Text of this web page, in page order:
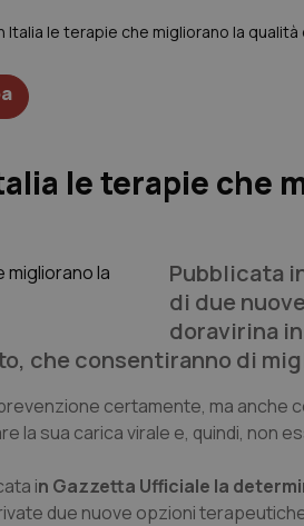
Italia le terapie che migliorano la
le terapie che
Pubblicata
di due
doravirina
che consentiranno di
certamente, ma anche
la sua carica virale e, quindi, non
in Gazzetta Ufficiale la
due nuove opzioni